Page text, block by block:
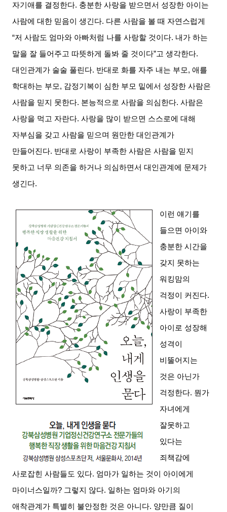
자기애를 결정한다. 충분한 사랑을 받으면서 성장한 아이는
사람에 대한 믿음이 생긴다. 다른 사람을 볼 때 자연스럽게
“저 사람도 엄마와 아빠처럼 나를 사랑할 것이다. 내가 하는
말을 잘 들어주고 따뜻하게 돌봐 줄 것이다”고 생각한다.
대인관계가 술술 풀린다. 반대로 화를 자주 내는 부모,애를
학대하는 부모, 감정기복이 심한 부모 밑에서 성장한 사람은
사람을 믿지 못한다. 본능적으로 사람을 의심한다.사람은
사랑을 먹고 자란다.사랑을 많이 받으면 스스로에 대해
자부심을 갖고 사람을 믿으며 원만한 대인관계가
만들어진다. 반대로 사랑이 부족한 사람은 사람을 믿지
못하고 너무 의존을 하거나 의심하면서 대인관계에 문제가
생긴다.
이런 얘기를
들으면 아이와
충분한 시간을
갖지 못하는
워킹맘의
걱정이 커진다.
사랑이 부족한
아이로 성장해
성격이
비뚤어지는
것은 아닌가
걱정한다. 뭔가
자녀에게
잘못하고
있다는
죄책감에
사로잡힌 사람들도 있다. 엄마가 일하는 것이 아이에게
마이너스일까? 그렇지 않다. 일하는 엄마와 아기의
애착관계가 특별히 불안정한 것은 아니다. 양만큼 질이